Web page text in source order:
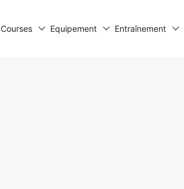
Courses Equipement Entraînement